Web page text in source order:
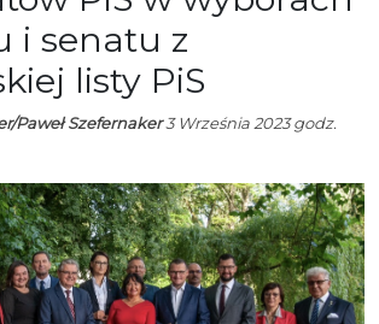
i senatu z
listy PiS
Paweł Szefernaker3 Września 2023 godz.